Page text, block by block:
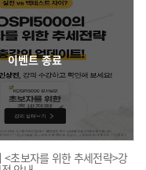
이벤트 종료
초보자를 위한 추세전략>강